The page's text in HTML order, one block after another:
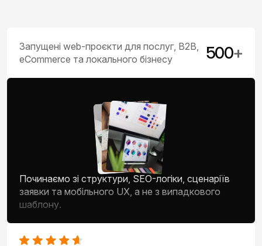
Запущені web-проєкти для послуг, B2B,
eCommerce та локального бізнесу
500+
Починаємо зі структури, SEO-логіки, сценаріїв
заявки та мобільного UX, а не з випадкового
шаблону.